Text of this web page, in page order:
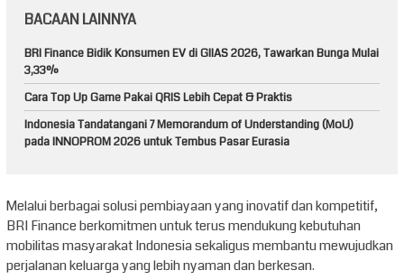
BACAAN LAINNYA
BRI Finance Bidik Konsumen EV di GIIAS 2026, Tawarkan Bunga Mulai
3,33%
Cara Top Up Game Pakai QRIS Lebih Cepat & Praktis
Indonesia Tandatangani 7 Memorandum of Understanding (MoU)
pada INNOPROM 2026 untuk Tembus Pasar Eurasia
Melalui berbagai solusi pembiayaan yang inovatif dan kompetitif,
BRI Finance berkomitmen untuk terus mendukung kebutuhan
mobilitas masyarakat Indonesia sekaligus membantu mewujudkan
perjalanan keluarga yang lebih nyaman dan berkesan.